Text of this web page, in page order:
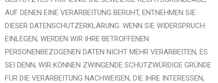
AUF DENEN EINE VERARBEITUNG BERUHT, ENTNEHMEN SIE
DIESER DATENSCHUTZERKLÄRUNG. WENN SIE WIDERSPRUCH
EINLEGEN, WERDEN WIR IHRE BETROFFENEN
PERSONENBEZOGENEN DATEN NICHT MEHR VERARBEITEN, ES
SEI DENN, WIR KÖNNEN ZWINGENDE SCHUTZWÜRDIGE GRÜNDE
FÜR DIE VERARBEITUNG NACHWEISEN, DIE IHRE INTERESSEN,